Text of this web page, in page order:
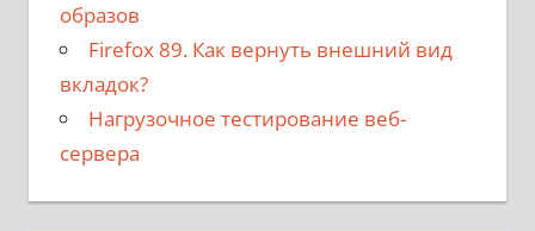
образов
Firefox 89. Как вернуть внешний вид
вкладок?
Нагрузочное тестирование веб-
сервера